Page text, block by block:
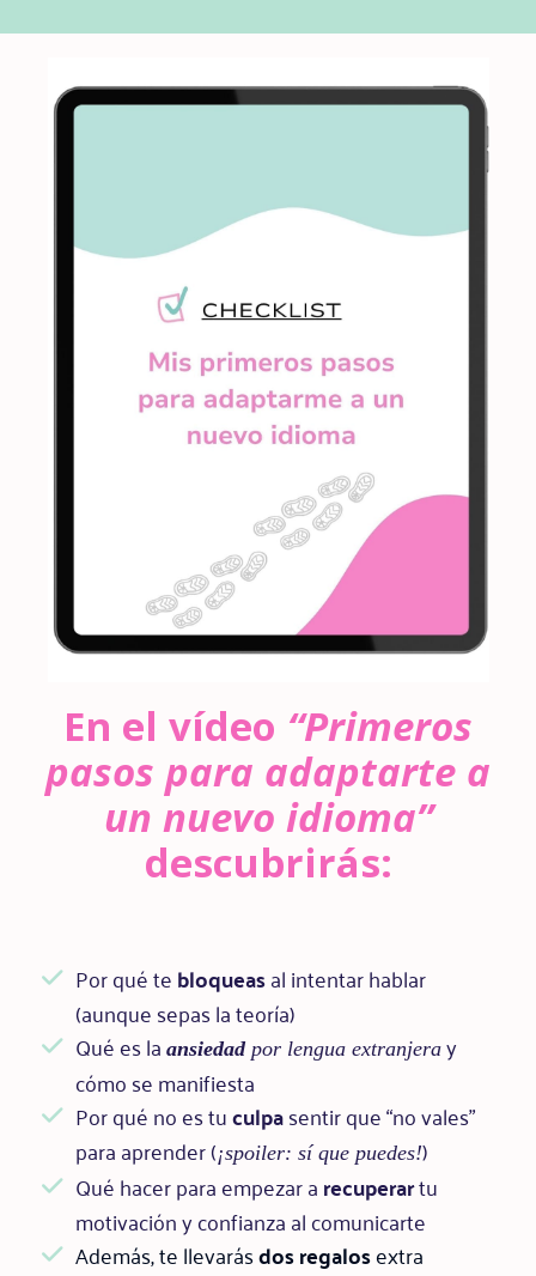
En el vídeo “Primeros
pasos para adaptarte a
un nuevo idioma”
descubrirás:
Por qué tebloqueasal intentar hablar
(aunque sepas la teoría)
Qué es la ansiedadpor lengua extranjera y
cómo se manifiesta
Por qué no es tuculpasentir que “no vales”
para aprender (¡spoiler: sí que puedes!)
Qué hacer para empezar arecuperartu
motivación y confianza al comunicarte
Además, te llevarásdos regalosextra